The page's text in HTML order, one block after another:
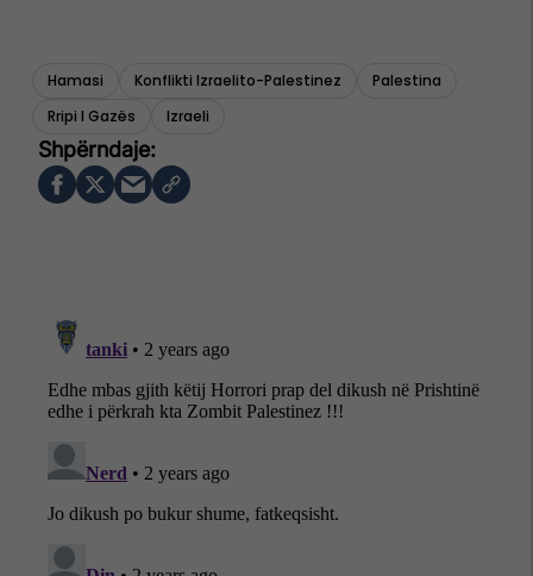
Hamasi Konflikti Izraelito-Palestinez
Palestina
Rripi I Gazës
Izraeli